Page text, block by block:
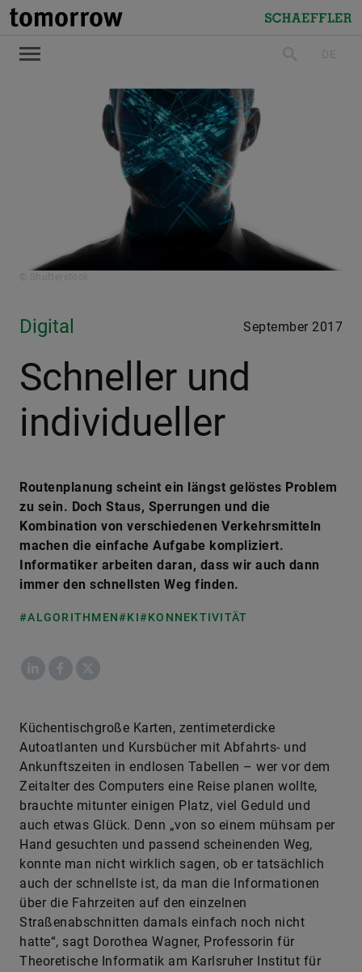
tomorrow
Schaeffler
suchenDE
Digital September 2017
Schneller und
individueller
Routenplanung scheint ein längst gelöstes Problem
zu sein. Doch Staus, Sperrungen und die
Kombination von verschiedenen Verkehrsmitteln
machen die einfache Aufgabe kompliziert.
Informatiker arbeiten daran, dass wir auch dann
immer den schnellsten Weg finden.
#ALGORITHMEN#KI#KONNEKTIVITÄT
LinkedInFacebook
X
Küchentischgroße Karten, zentimeterdicke
Autoatlanten und Kursbücher mit Abfahrts- und
Ankunftszeiten in endlosen Tabellen – wer vor dem
Zeitalter des Computers eine Reise planen wollte,
brauchte mitunter einigen Platz, viel Geduld und
auch etwas Glück. Denn „von so einem mühsam per
Hand gesuchten und passend scheinenden Weg,
konnte man nicht wirklich sagen, ob er tatsächlich
auch der schnellste ist, da man die Informationen
über die Fahrzeiten auf den einzelnen
Straßenabschnitten damals einfach noch nicht
hatte“, sagt Dorothea Wagner, Professorin für
Theoretische Informatik am Karlsruher Institut für